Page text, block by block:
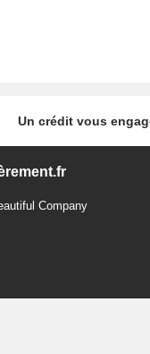
Un crédit vous
Company